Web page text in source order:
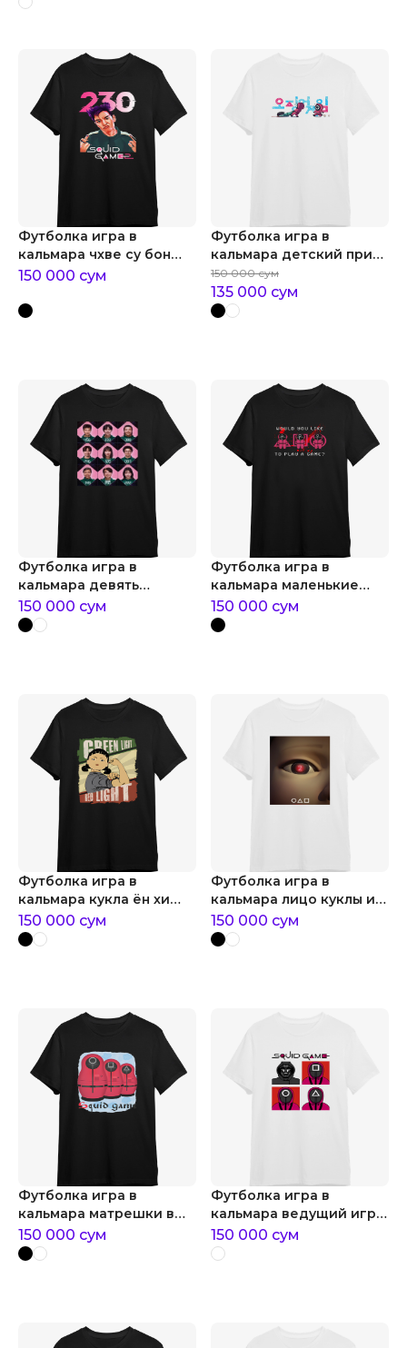
Футболка игра в
кальмара чхве су бон
танос
150 000 сум
Футболка игра в
кальмара детский принт
игра в кальмара
150 000 сум
135 000 сум
Футболка игра в
кальмара девять
игроков
150 000 сум
Футболка игра в
кальмара маленькие
розовые охранники
150 000 сум
Футболка игра в
кальмара кукла ён хи
зеленый свет или
красный
150 000 сум
Футболка игра в
кальмара лицо куклы из
игры в кальмара
150 000 сум
Футболка игра в
кальмара матрешки в
виде охранников
150 000 сум
Футболка игра в
кальмара ведущий игры
и охранники
150 000 сум